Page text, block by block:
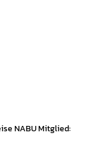
NABU Mitglied: